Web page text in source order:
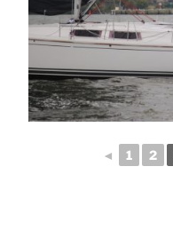
◄ 1 2